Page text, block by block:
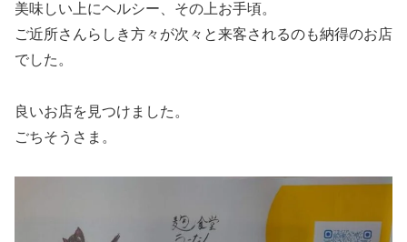
美味しい上にヘルシー、その上お手頃。
ご近所さんらしき方々が次々と来客されるのも納得のお店
でした。
良いお店を見つけました。
ごちそうさま。